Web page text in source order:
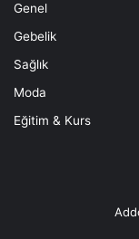
Genel
Gebelik
Sağlık
Moda
Eğitim & Kurs